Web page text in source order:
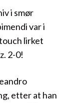
i smør
var i
lirket
2-0!
etter at han